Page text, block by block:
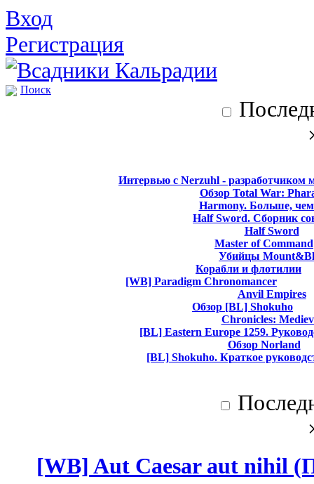
Вход
Регистрация
Поиск
Интервью с Nerzuhl - разработчиком
Обзор Total War:
Harmony. Больше,
Half Sword. Сборник
Half Sword
Master of Command
Убийцы
Корабли и флотилии
[WB] Paradigm Chronomancer
Anvil Empires
Обзор [BL] Shokuho
Chronicles:
[BL] Eastern Europe 1259.
Обзор Norland
[BL] Shokuho. Краткое
[WB] Aut Caesar aut nihil